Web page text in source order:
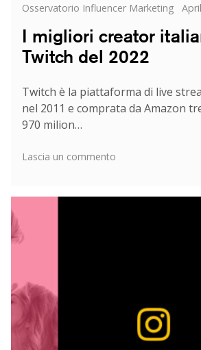
Categorie
Osservatorio Influencer Marketing
I migliori creator
Twitch del 2022
Twitch è la piattaforma di live
nel 2011 e comprata da Amazon
970 milion…
Lascia un commento
creator